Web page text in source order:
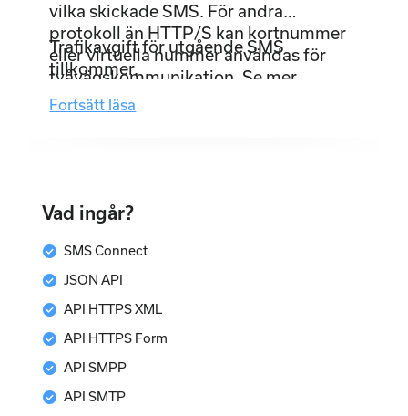
vilka skickade SMS. För andra
protokoll än HTTP/S kan kortnummer
eller virtuella nummer användas för
tvåvägskommunikation. Se mer
information om 2-vägs SMS
Trafikavgift för utgående SMS
tillkommer.
Fortsätt läsa
Vad ingår?
check_circle SMS Connect
check_circle JSON API
check_circle API HTTPS XML
check_circle API HTTPS Form
check_circle API SMPP
check_circle API SMTP